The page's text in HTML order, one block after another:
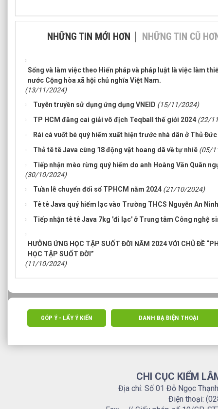
NHỮNG TIN MỚI HƠN NHỮNG TIN CŨ
Sống và làm việc theo Hiến pháp và pháp luật là việc làm
nước Cộng hòa xã hội chủ nghĩa Việt Nam.
(13/11/2024)
Tuyên truyền sử dụng ứng dụng VNEID (15/11/2024)
TP HCM đăng cai giải vô địch Teqball thế giới 2024 (22/
Rái cá vuốt bé quý hiếm xuất hiện trước nhà dân ở Thủ Đức
Thả tê tê Java cùng 18 động vật hoang dã về tự nhiê (05/
Tiếp nhận mèo rừng quý hiếm do anh Hoàng Văn Quân
(30/10/2024)
Tuần lễ chuyển đổi số TPHCM năm 2024 (21/10/2024)
Tê tê Java quý hiếm lạc vào Trường THCS Nguyễn An Ninh
Tiếp nhận tê tê Java 7kg 'đi lạc' ở Trung tâm Công nghệ
HƯỞNG ỨNG HỌC TẬP SUỐT ĐỜI NĂM 2024 VỚI CHỦ ĐỀ
HỌC TẬP SUỐT ĐỜI”
(11/10/2024)
GÓP Ý - LẤY Ý KIẾN DANH BẠ ĐIỆN THOẠI
CHI CỤC KIỂM
Địa chỉ: Số 01 Đỗ Ngọc
Điện thoại: